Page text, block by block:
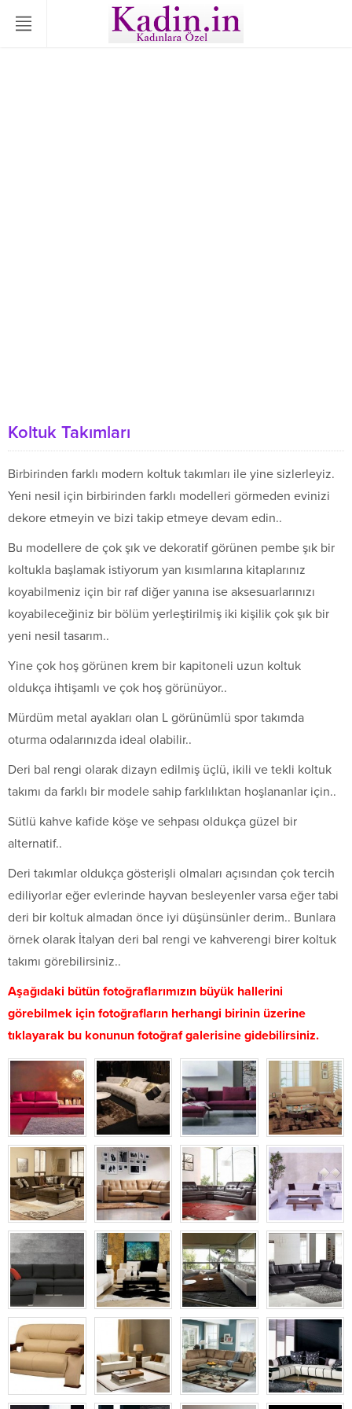
Koltuk Takımları
Birbirinden farklı modern koltuk takımları ile yine sizlerleyiz.
Yeni nesil için birbirinden farklı modelleri görmeden evinizi
dekore etmeyin ve bizi takip etmeye devam edin..
Bu modellere de çok şık ve dekoratif görünen pembe şık bir
koltukla başlamak istiyorum yan kısımlarına kitaplarınız
koyabilmeniz için bir raf diğer yanına ise aksesuarlarınızı
koyabileceğiniz bir bölüm yerleştirilmiş iki kişilik çok şık bir
yeni nesil tasarım..
Yine çok hoş görünen krem bir kapitoneli uzun koltuk
oldukça ihtişamlı ve çok hoş görünüyor..
Mürdüm metal ayakları olan L görünümlü spor takımda
oturma odalarınızda ideal olabilir..
Deri bal rengi olarak dizayn edilmiş üçlü, ikili ve tekli koltuk
takımı da farklı bir modele sahip farklılıktan hoşlananlar için..
Sütlü kahve kafide köşe ve sehpası oldukça güzel bir
alternatif..
Deri takımlar oldukça gösterişli olmaları açısından çok tercih
ediliyorlar eğer evlerinde hayvan besleyenler varsa eğer tabi
deri bir koltuk almadan önce iyi düşünsünler derim.. Bunlara
örnek olarak İtalyan deri bal rengi ve kahverengi birer koltuk
takımı görebilirsiniz..
Aşağıdaki bütün fotoğraflarımızın büyük hallerini
görebilmek için fotoğrafların herhangi birinin üzerine
tıklayarak bu konunun fotoğraf galerisine gidebilirsiniz.